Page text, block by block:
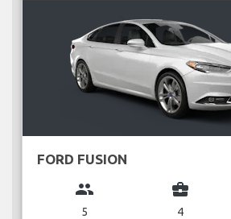
FORD FUSION
group
5
business_center
4